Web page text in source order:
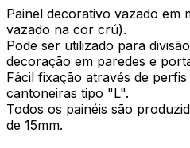
Painel decorativo vazado
vazado na cor crú).
Pode ser utilizado para
decoração em paredes e
Fácil fixação através de
cantoneiras tipo "L".
Todos os painéis são
de 15mm.